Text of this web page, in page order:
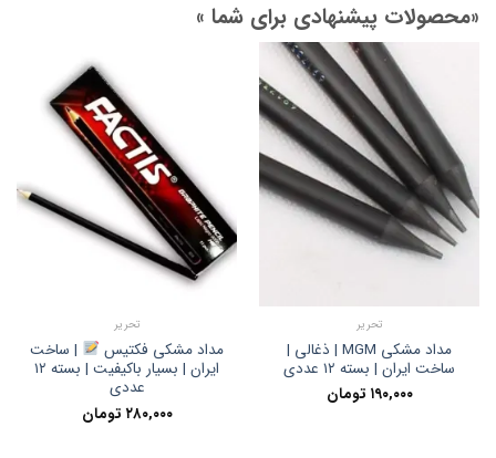
«محصولات پیشنهادی برای شما »
تحریر
مداد مشکی MGM | ذغالی |
ساخت ایران | بسته ۱۲ عددی
۱۹۰,۰۰۰ تومان
تحریر
مداد مشکی فکتیس
| ساخت
ایران | بسیار باکیفیت | بسته ۱۲
عددی
۲۸۰,۰۰۰ تومان